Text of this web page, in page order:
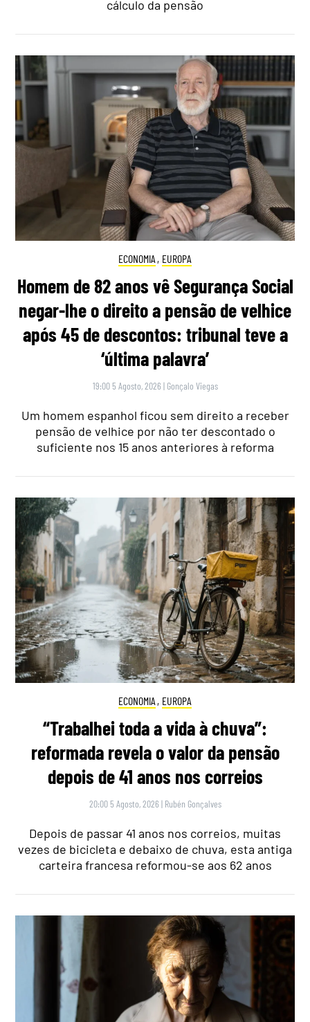
cálculo da pensão
ECONOMIA , EUROPA
Homem de 82 anos vê Segurança Social
negar-lhe o direito a pensão de velhice
após 45 de descontos: tribunal teve a
‘última palavra’
19:00 5 Agosto, 2026 | Gonçalo Viegas
Um homem espanhol ficou sem direito a receber
pensão de velhice por não ter descontado o
suficiente nos 15 anos anteriores à reforma
ECONOMIA , EUROPA
“Trabalhei toda a vida à chuva”:
reformada revela o valor da pensão
depois de 41 anos nos correios
20:00 5 Agosto, 2026 | Rubén Gonçalves
Depois de passar 41 anos nos correios, muitas
vezes de bicicleta e debaixo de chuva, esta antiga
carteira francesa reformou-se aos 62 anos